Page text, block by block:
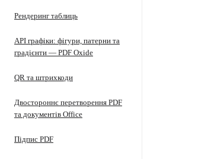
Рендеринг таблиць
API графіки: фігури, патерни та
градієнти — PDF Oxide
QR та штрихкоди
Двостороннє перетворення PDF
та документів Office
Підпис PDF